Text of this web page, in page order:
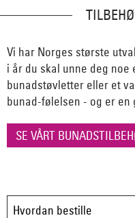
Vi har Norges største
i år du skal unne deg noe
bunadstøvletter eller et
bunad-følelsen - og er en
SE VÅRT
Hvordan bestille